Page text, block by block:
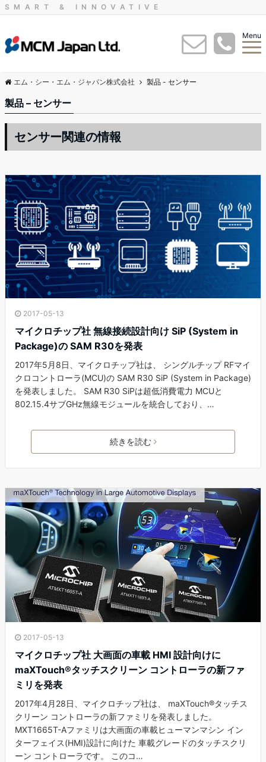
SMART & INNOVATIVE
Menu
エム・シー・エム・ジャパン株式会社 製品 - センサー
製品 – センサー
センサー関連の情報
2017-05-13
マイクロチップ社 無線接続設計向け SiP (System in
Package)の SAM R30を発表
2017年5月8日、マイクロチップ社は、 シングルチップ RFマイ
クロコントローラ(MCU)の SAM R30 SiP (System in Package)
を発表しました。 SAM R30 SiPは超低消費電力 MCUと
802.15.4サブGHz無線モジュールを統合しており、…
続きを読む
2017-05-13
マイクロチップ社 大画面の車載 HMI 設計向けに
maXTouch®タッチスクリーン コントローラの新ファ
ミリを発表
2017年4月28日、マイクロチップ社は、 maXTouch®タッチス
クリーン コントローラの新ファミリを発表しました。
MXT1665T-Aファミリは大画面の車載ヒューマンマシン イン
ターフェイス(HMI)設計に向けた 車載グレードのタッチスクリ
ーン コントローラです。 このコ…